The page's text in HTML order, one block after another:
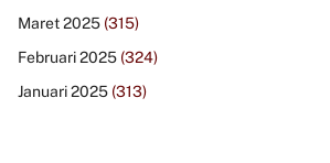
Maret 2025 (315)
Februari 2025 (324)
Januari 2025 (313)